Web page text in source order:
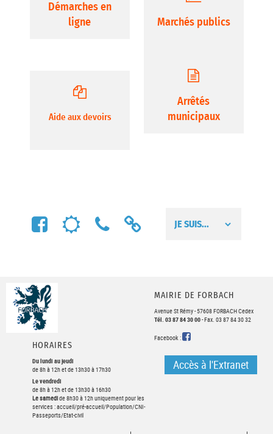
Démarches en
ligne
Marchés publics
Aide aux devoirs
Arrêtés
municipaux
MAIRIE DE FORBACH
Avenue St Rémy - 57608 FORBACH Cedex
Tél. 03 87 84 30 00- Fax. 03 87 84 30 32
Facebook : FACEBOOK
Accès à l'Extranet
HORAIRES
Du lundi au jeudi
de 8h à 12h et de 13h30 à 17h30
Le vendredi
de 8h à 12h et de 13h30 à 16h30
Le samedide 8h30 à 12h uniquement pour les
services : accueil/pré-accueil/Population/CNI-
Passeports/Etat-civil